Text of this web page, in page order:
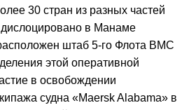
30 стран из разных частей
в Манаме
штаб 5-го Флота ВМС
этой оперативной
в освобождении
судна «Maersk Alabama» в